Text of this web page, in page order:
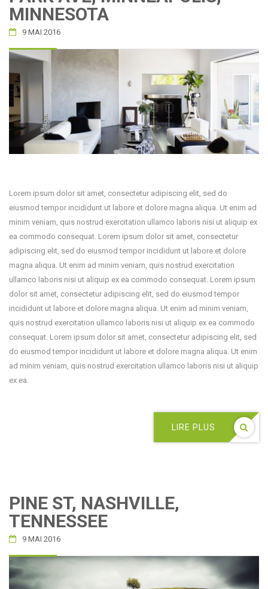
MINNESOTA
9 MAI 2016
Lorem ipsum dolor sit amet, consectetur adipiscing elit, sed do
eiusmod tempor incididunt ut labore et dolore magna aliqua. Ut enim ad
minim veniam, quis nostrud exercitation ullamco laboris nisi ut aliquip ex
ea commodo consequat. Lorem ipsum dolor sit amet, consectetur
adipiscing elit, sed do eiusmod tempor incididunt ut labore et dolore
magna aliqua. Ut enim ad minim veniam, quis nostrud exercitation
ullamco laboris nisi ut aliquip ex ea commodo consequat. Lorem ipsum
dolor sit amet, consectetur adipiscing elit, sed do eiusmod tempor
incididunt ut labore et dolore magna aliqua. Ut enim ad minim veniam,
quis nostrud exercitation ullamco laboris nisi ut aliquip ex ea commodo
consequat. Lorem ipsum dolor sit amet, consectetur adipiscing elit, sed
do eiusmod tempor incididunt ut labore et dolore magna aliqua. Ut enim
ad minim veniam, quis nostrud exercitation ullamco laboris nisi ut aliquip
ex ea.
LIRE PLUS
PINE ST, NASHVILLE,
TENNESSEE
9 MAI 2016